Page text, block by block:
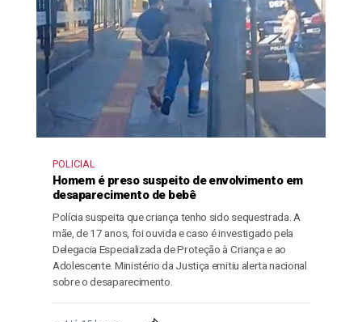
POLICIAL
Homem é preso suspeito de envolvimento em
desaparecimento de bebê
Polícia suspeita que criança tenho sido sequestrada. A
mãe, de 17 anos, foi ouvida e caso é investigado pela
Delegacia Especializada de Proteção à Criança e ao
Adolescente. Ministério da Justiça emitiu alerta nacional
sobre o desaparecimento.